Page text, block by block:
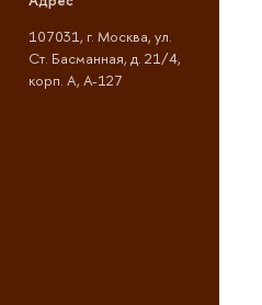
107031, г. Москва, ул.
Ст. Басманная, д. 21/4,
корп. А, А-127